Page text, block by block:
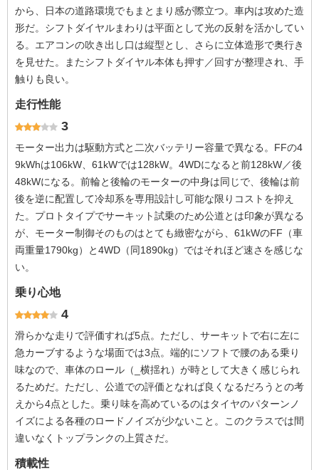
から、日本の道路環境でもまとまり感が際立つ。車内は攻めた造
形だ。シフトダイヤルまわりは平面として光の反射を活かしてい
る。エアコンの吹き出し口は縦型とし、さらに立体造形で奥行き
を見せた。またシフトダイヤル本体も押す／回すが整理され、手
触りも良い。
走行性能
3
モーター出力は駆動方式と二次バッテリー容量で異なる。FFの4
9kWhは106kW、61kWでは128kW。4WDになると前128kW／後
48kWになる。前輪と後輪のモーターの中身は同じで、後輪は前
後を逆に配置して冷却系を専用設計し可能な限りコストを抑え
た。プロトタイプでサーキット試乗のため公道とは印象が異なる
が、モーター制御そのものはとても緻密ながら、61kWのFF（車
両重量1790kg）と4WD（同1890kg）ではそれほど速さを感じな
い。
乗り心地
4
滑らかな走りで評価すれば5点。ただし、サーキットで右に左に
急カーブするような場面では3点。端的にソフトで腰のある乗り
味なので、車体のロール（_横揺れ）が時として大きく感じられ
るためだ。ただし、公道での評価となれば良くなるだろうとの考
えから4点とした。乗り味を高めているのはタイヤのパターンノ
イズによる各種のロードノイズが少ないこと。このクラスでは間
違いなくトップランクの上質さだ。
積載性